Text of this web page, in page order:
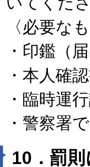
〈必要なも
・印鑑（
・本人確
・臨時運
・警察署
10．罰